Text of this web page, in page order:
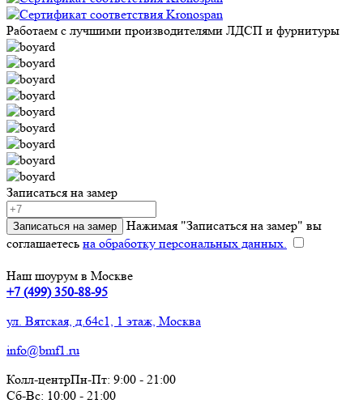
Работаем с лучшими производителями ЛДСП и фурнитуры
Записаться на замер
Записаться на замер
Нажимая "Записаться на замер" вы
соглашаетесь на обработку персональных данных.
Наш шоурум в Москве
+7 (499) 350-88-95
ул. Вятская, д.64с1, 1 этаж, Москва
info@bmf1.ru
Колл-центрПн-Пт: 9:00 - 21:00
Сб-Вс: 10:00 - 21:00